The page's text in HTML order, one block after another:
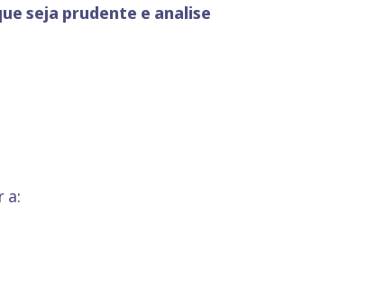
seja prudente e analise
a: